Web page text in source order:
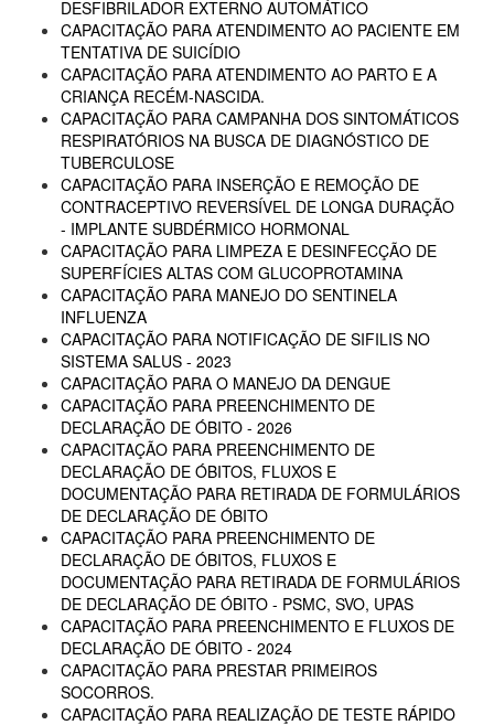
DESFIBRILADOR EXTERNO AUTOMÁTICO
CAPACITAÇÃO PARA ATENDIMENTO AO PACIENTE EM
TENTATIVA DE SUICÍDIO
CAPACITAÇÃO PARA ATENDIMENTO AO PARTO E A
CRIANÇA RECÉM-NASCIDA.
CAPACITAÇÃO PARA CAMPANHA DOS SINTOMÁTICOS
RESPIRATÓRIOS NA BUSCA DE DIAGNÓSTICO DE
TUBERCULOSE
CAPACITAÇÃO PARA INSERÇÃO E REMOÇÃO DE
CONTRACEPTIVO REVERSÍVEL DE LONGA DURAÇÃO
- IMPLANTE SUBDÉRMICO HORMONAL
CAPACITAÇÃO PARA LIMPEZA E DESINFECÇÃO DE
SUPERFÍCIES ALTAS COM GLUCOPROTAMINA
CAPACITAÇÃO PARA MANEJO DO SENTINELA
INFLUENZA
CAPACITAÇÃO PARA NOTIFICAÇÃO DE SIFILIS NO
SISTEMA SALUS - 2023
CAPACITAÇÃO PARA O MANEJO DA DENGUE
CAPACITAÇÃO PARA PREENCHIMENTO DE
DECLARAÇÃO DE ÓBITO - 2026
CAPACITAÇÃO PARA PREENCHIMENTO DE
DECLARAÇÃO DE ÓBITOS, FLUXOS E
DOCUMENTAÇÃO PARA RETIRADA DE FORMULÁRIOS
DE DECLARAÇÃO DE ÓBITO
CAPACITAÇÃO PARA PREENCHIMENTO DE
DECLARAÇÃO DE ÓBITOS, FLUXOS E
DOCUMENTAÇÃO PARA RETIRADA DE FORMULÁRIOS
DE DECLARAÇÃO DE ÓBITO - PSMC, SVO, UPAS
CAPACITAÇÃO PARA PREENCHIMENTO E FLUXOS DE
DECLARAÇÃO DE ÓBITO - 2024
CAPACITAÇÃO PARA PRESTAR PRIMEIROS
SOCORROS.
CAPACITAÇÃO PARA REALIZAÇÃO DE TESTE RÁPIDO